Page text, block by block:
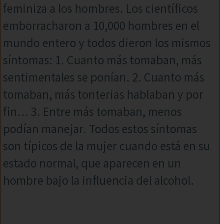
feminiza a los hombres. Los científicos
emborracharon a 10,000 hombres en el
mundo entero y todos dieron los mismos
síntomas: 1. Cuanto más tomaban, más
sentimentales se ponían. 2. Cuanto más
tomaban, más tonterias hablaban y por
fin… 3. Entre más tomaban, menos
podían manejar. Todos estos síntomas
son típicos de la mujer cuando está en su
estado normal, que aparecen en un
hombre bajo la influencia del alcohol.